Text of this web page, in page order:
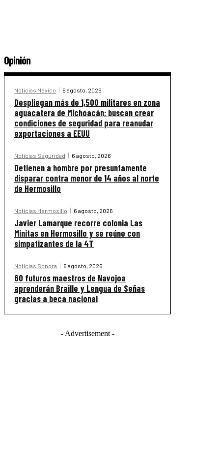
Opinión
Noticias México 6 agosto, 2026
Despliegan más de 1,500 militares en zona
aguacatera de Michoacán; buscan crear
condiciones de seguridad para reanudar
exportaciones a EEUU
Noticias Seguridad 6 agosto, 2026
Detienen a hombre por presuntamente
disparar contra menor de 14 años al norte
de Hermosillo
Noticias Hermosillo 6 agosto, 2026
Javier Lamarque recorre colonia Las
Minitas en Hermosillo y se reúne con
simpatizantes de la 4T
Noticias Sonora 6 agosto, 2026
60 futuros maestros de Navojoa
aprenderán Braille y Lengua de Señas
gracias a beca nacional
- Advertisement -